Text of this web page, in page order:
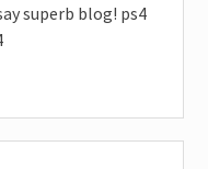
superb blog! ps4